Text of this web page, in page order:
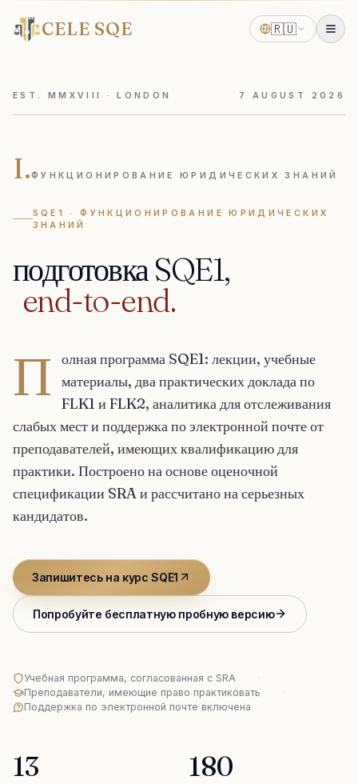
CELE SQE 🇷🇺
EST. MMXVIII · LONDON 7 AUGUST 2026
I.ФУНКЦИОНИРОВАНИЕ ЮРИДИЧЕСКИХ ЗНАНИЙ
SQE1 · ФУНКЦИОНИРОВАНИЕ ЮРИДИЧЕСКИХ
ЗНАНИЙ
подготовка SQE1,
end-to-end.
П
олная программа SQE1: лекции, учебные
материалы, два практических доклада по
FLK1 и FLK2, аналитика для отслеживания
слабых мест и поддержка по электронной почте от
преподавателей, имеющих квалификацию для
практики. Построено на основе оценочной
спецификации SRA и рассчитано на серьезных
кандидатов.
Запишитесь на курс SQE1
Попробуйте бесплатную пробную версию
Учебная программа, согласованная с SRA
·
Преподаватели, имеющие право практиковать
·
Поддержка по электронной почте включена
13 180